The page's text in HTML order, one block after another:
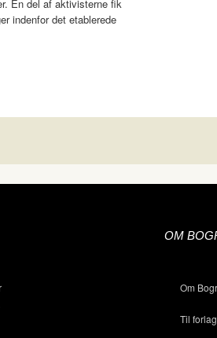
En del af aktivisterne fik
indenfor det etablerede
OM
Om
Til forlag